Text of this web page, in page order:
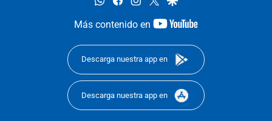
Más contenido en
youtube-
Descarga nuestra app en
Descarga nuestra app en